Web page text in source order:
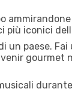
più iconici
un paese.
gourmet